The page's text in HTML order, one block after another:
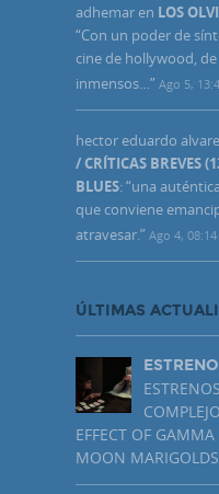
adhemar en LOS
“Con un poder de
cine de hollywood,
inmensos…” Ago 5,
hector eduardo
/ CRÍTICAS BREVES
BLUES: “una
que conviene
atravesar.” Ago 4, 08:14
ÚLTIMAS
EFFECT OF
MOON MARIGOLDS